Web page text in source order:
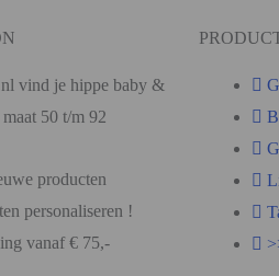
vind je hippe baby &
50 t/m 92
producten
personaliseren !
vanaf € 75,-